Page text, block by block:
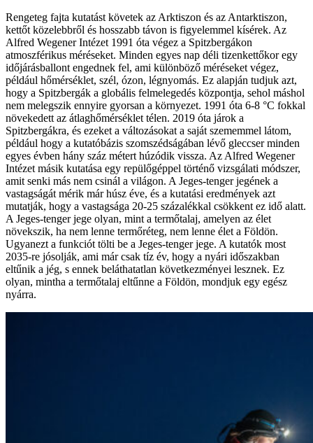
Rengeteg fajta kutatást követek az Arktiszon és az Antarktiszon,
kettőt közelebbről és hosszabb távon is figyelemmel kísérek. Az
Alfred Wegener Intézet 1991 óta végez a Spitzbergákon
atmoszférikus méréseket. Minden egyes nap déli tizenkettőkor egy
időjárásballont engednek fel, ami különböző méréseket végez,
például hőmérséklet, szél, ózon, légnyomás. Ez alapján tudjuk azt,
hogy a Spitzbergák a globális felmelegedés központja, sehol máshol
nem melegszik ennyire gyorsan a környezet. 1991 óta 6-8 °C fokkal
növekedett az átlaghőmérséklet télen. 2019 óta járok a
Spitzbergákra, és ezeket a változásokat a saját szememmel látom,
például hogy a kutatóbázis szomszédságában lévő gleccser minden
egyes évben hány száz métert húzódik vissza. Az Alfred Wegener
Intézet másik kutatása egy repülőgéppel történő vizsgálati módszer,
amit senki más nem csinál a világon. A Jeges-tenger jegének a
vastagságát mérik már húsz éve, és a kutatási eredmények azt
mutatják, hogy a vastagsága 20-25 százalékkal csökkent ez idő alatt.
A Jeges-tenger jege olyan, mint a termőtalaj, amelyen az élet
növekszik, ha nem lenne termőréteg, nem lenne élet a Földön.
Ugyanezt a funkciót tölti be a Jeges-tenger jege. A kutatók most
2035-re jósolják, ami már csak tíz év, hogy a nyári időszakban
eltűnik a jég, s ennek beláthatatlan következményei lesznek. Ez
olyan, mintha a termőtalaj eltűnne a Földön, mondjuk egy egész
nyárra.